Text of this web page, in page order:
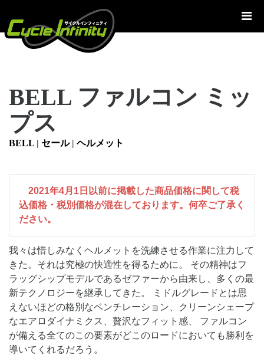
テ
BELL ファルコン ミッ
プス
BELL | セール| ヘルメット
2021年4月1日以前に掲載した商品価格に関して税
込価格・税別価格が混在しております。何卒ご了承く
ださい。
我々は惜しみなくヘルメットを洗練させる作業に注力して
きた。それは究極の快適性を得るために。 その精神はフ
ラッグシップモデルであるゼファーから由来し、多くの最
新テクノロジーを継承してきた。 ミドルグレードとは思
えないほどの格別なベンチレーション、クリーンシェープ
なエアロダイナミクス、贅沢なフィット感、 ファルコン
が備える全てのこの要素がどこのロードにおいても勝利を
導いてくれるだろう。